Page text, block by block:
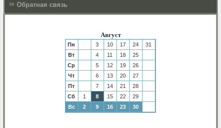
Обратная связь
Август
Пн 3 10 17 24
31
Вт
4 11 18
25
Ср
5 12 19
26
Чт
6 13 20
27
Пт
7 14 21
28
Сб
1 8 15 22
29
Вс
2 9 16 23 30